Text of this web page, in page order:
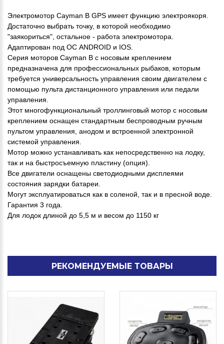
Электромотор Cayman B GPS имеет функцию электроякоря.
Достаточно выбрать точку, в которой необходимо
"заякориться", остальное - работа электромотора.
Адаптирован под ОС ANDROID и IOS.
Серия моторов Cayman B с носовым креплением
предназначена для профессиональных рыбаков, которым
требуется универсальность управления своим двигателем с
помощью пульта дистанционного управления или педали
управления.
Этот многофункциональный троллинговый мотор с носовым
креплением оснащен стандартным беспроводным ручным
пультом управления, анодом и встроенной электронной
системой управления.
Мотор можно устанавливать как непосредственно на лодку,
так и на быстросъемную пластину (опция).
Все двигатели оснащены светодиодными дисплеями
состояния зарядки батареи.
Могут эксплуатироваться как в соленой, так и в пресной воде.
Гарантия 3 года.
Для лодок длиной до 5,5 м и весом до 1150 кг
РЕКОМЕНДУЕМЫЕ ТОВАРЫ